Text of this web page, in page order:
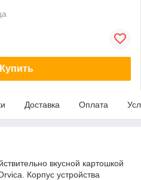
Купить
Доставка Оплата
вкусной картошкой
Корпус устройства